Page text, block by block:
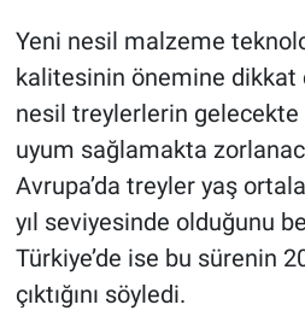
Yeni nesil malzeme
kalitesinin önemine dikkat
nesil treylerlerin
uyum sağlamakta
Avrupa’da treyler yaş
yıl seviyesinde olduğunu
Türkiye’de ise bu sürenin
çıktığını söyledi.